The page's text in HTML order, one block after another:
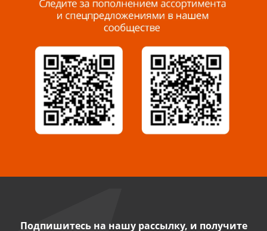
Миасс, ул. Романенко, 95
8 922 500 30 39
Сызрань, ул. Декабристов, 1А
8 927 009 54 63
Саратов, ул. Танкистов, 37 (БЦ «Дикомп»)
Подпишитесь на нашу рассылку, и получите